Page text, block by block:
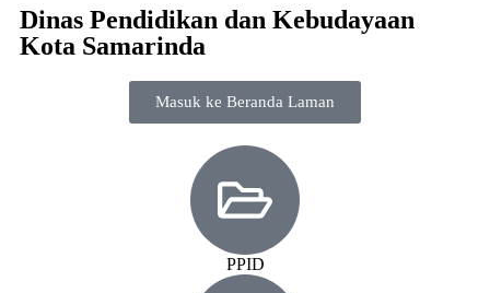
Dinas Pendidikan dan Kebudayaan
Kota Samarinda
Masuk ke Beranda Laman
PPID